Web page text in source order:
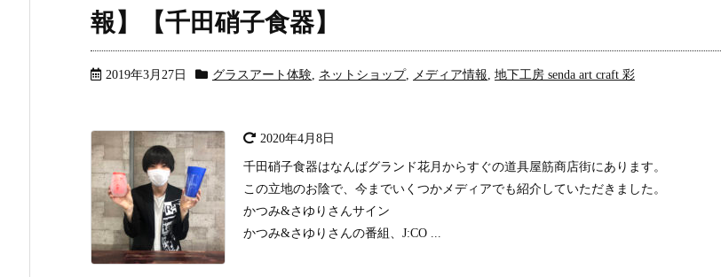
報】【千田硝子食器】
2019年3月27日 グラスアート体験, ネットショップ, メディア情報, 地下工房 senda art craft 彩
2020年4月8日
千田硝子食器はなんばグランド花月からすぐの道具屋筋商店街にあります。
この立地のお陰で、今までいくつかメディアでも紹介していただきました。
かつみ&さゆりさんサイン
かつみ&さゆりさんの番組、J:CO ...